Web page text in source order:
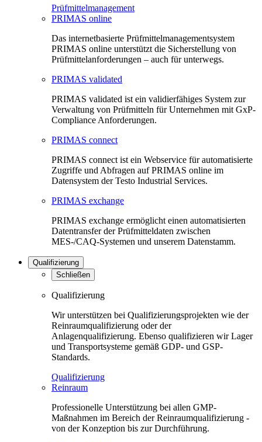
Prüfmittelmanagement
PRIMAS online
Das internetbasierte Prüfmittelmanagementsystem
PRIMAS online unterstützt die Sicherstellung von
Prüfmittelanforderungen – auch für unterwegs.
PRIMAS validated
PRIMAS validated ist ein validierfähiges System zur
Verwaltung von Prüfmitteln für Unternehmen mit GxP-
Compliance Anforderungen.
PRIMAS connect
PRIMAS connect ist ein Webservice für automatisierte
Zugriffe und Abfragen auf PRIMAS online im
Datensystem der Testo Industrial Services.
PRIMAS exchange
PRIMAS exchange ermöglicht einen automatisierten
Datentransfer der Prüfmitteldaten zwischen
MES-/CAQ-Systemen und unserem Datenstamm.
Qualifizierung
Schließen
Qualifizierung
Wir unterstützen bei Qualifizierungsprojekten wie der
Reinraumqualifizierung oder der
Anlagenqualifizierung. Ebenso qualifizieren wir Lager
und Transportsysteme gemäß GDP- und GSP-
Standards.
Qualifizierung
Reinraum
Professionelle Unterstützung bei allen GMP-
Maßnahmen im Bereich der Reinraumqualifizierung -
von der Konzeption bis zur Durchführung.